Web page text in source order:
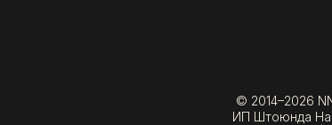
© 2014–2026
ИП Штоюнда